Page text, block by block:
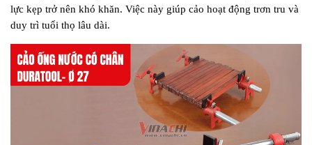
lực kẹp trở nên khó khăn. Việc này giúp cảo hoạt động trơn tru và
duy trì tuổi thọ lâu dài.